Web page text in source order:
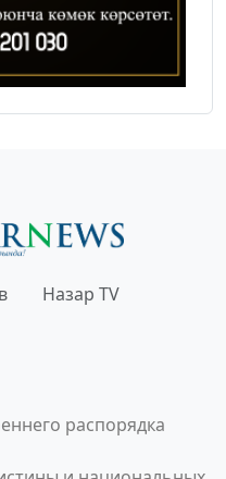
Назар TV
распорядка